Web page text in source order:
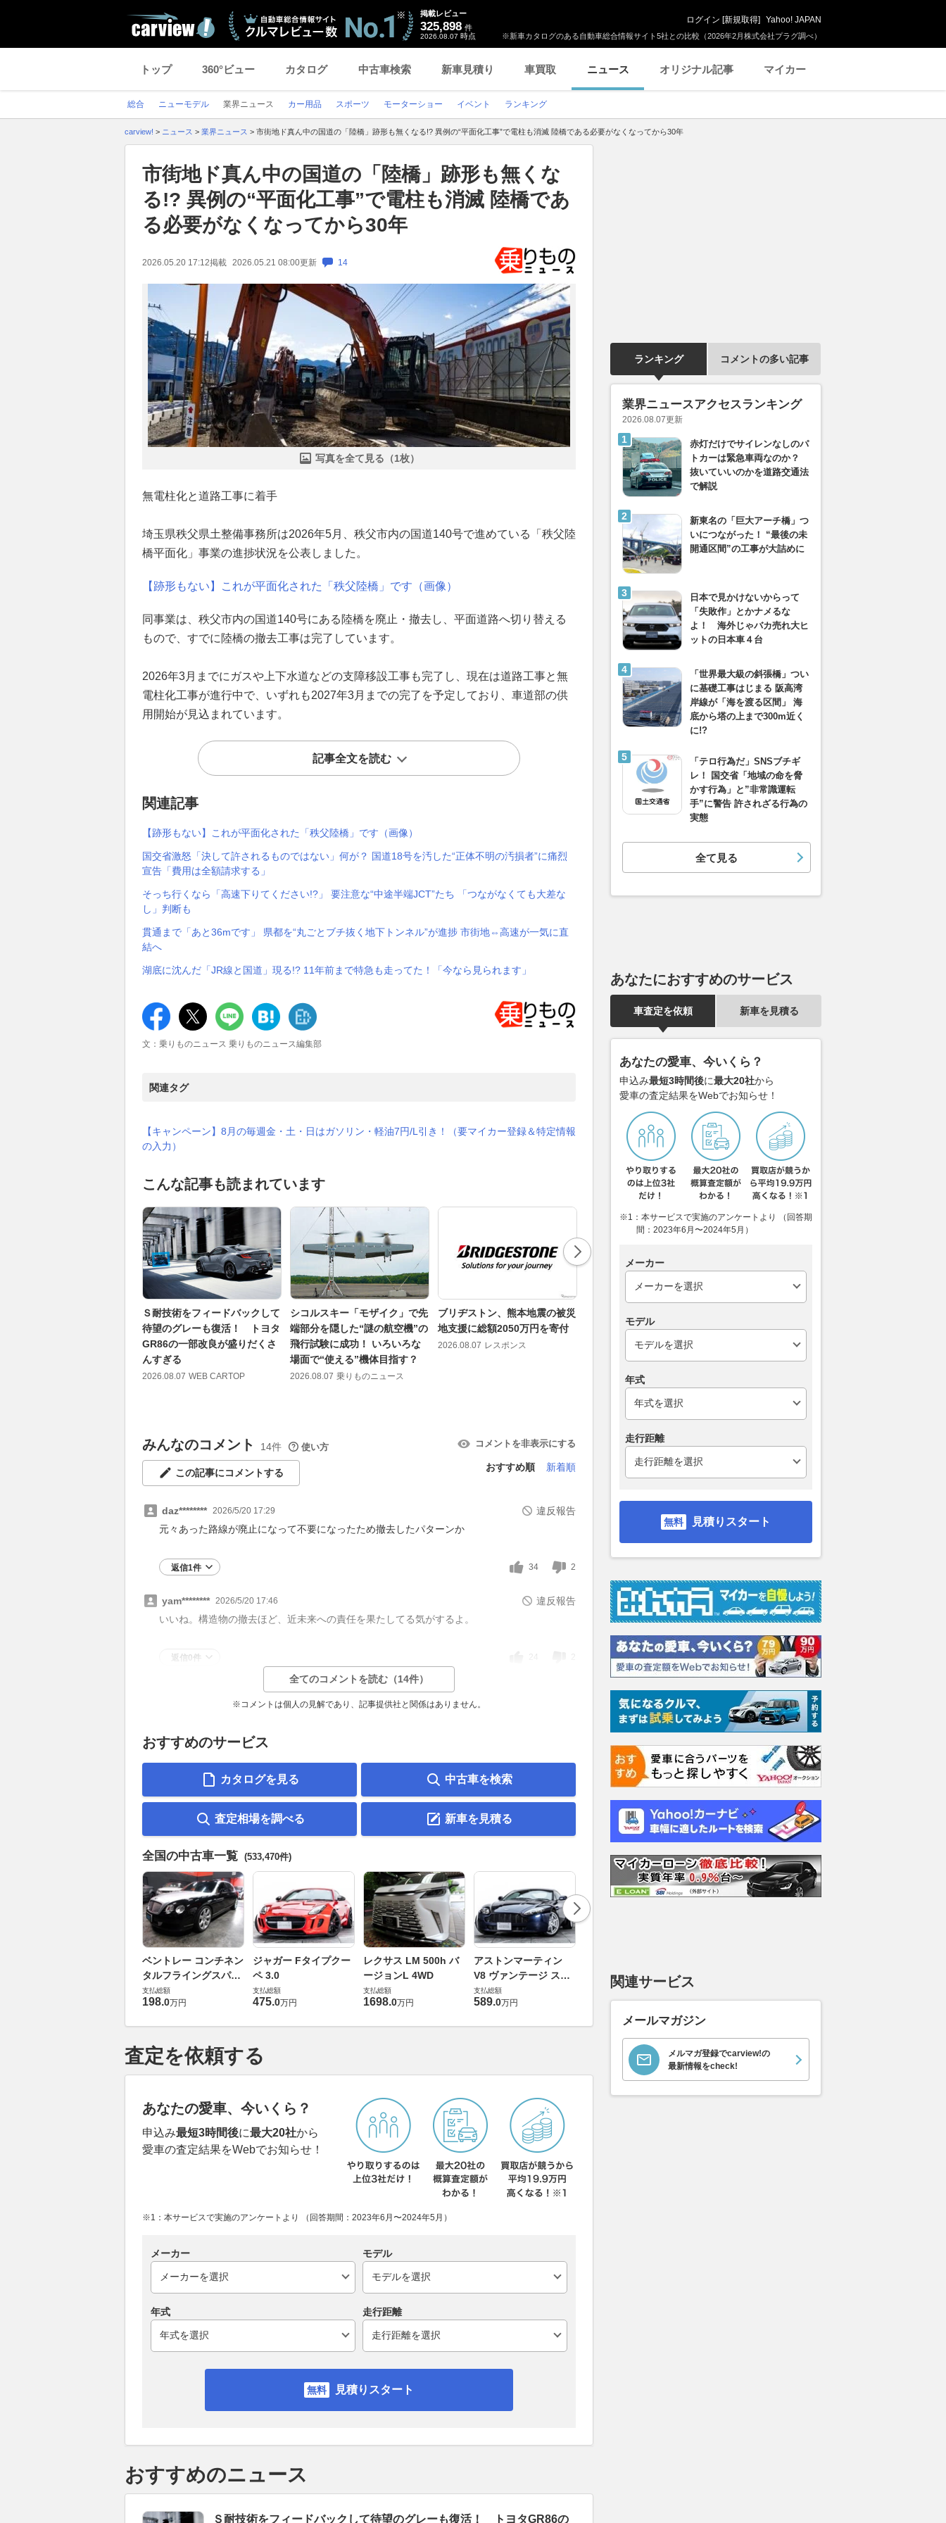
※新車カタログのある自動車総合情報サイト5社との比較（2026年2月株式会社プラグ調べ）
掲載レビュー
325,898 件
2026.08.07 時点
ログイン [新規取得] Yahoo! JAPAN
トップ 360°ビュー カタログ 中古車検索 新車見積り 車買取 ニュース オリジナル記事 マイカー
総合 ニューモデル 業界ニュース カー用品 スポーツ モーターショー イベント ランキング
carview! > ニュース > 業界ニュース > 市街地ド真ん中の国道の「陸橋」跡形も無くなる!? 異例の“平面化工事”で電柱も消滅 陸橋である必要がなくなってから30年
市街地ド真ん中の国道の「陸橋」跡形も無くな
る!? 異例の“平面化工事”で電柱も消滅 陸橋であ
る必要がなくなってから30年
2026.05.20 17:12掲載 2026.05.21 08:00更新 14
写真を全て見る（1枚）
無電柱化と道路工事に着手
埼玉県秩父県土整備事務所は2026年5月、秩父市内の国道140号で進めている「秩父陸
橋平面化」事業の進捗状況を公表しました。
【跡形もない】これが平面化された「秩父陸橋」です（画像）
同事業は、秩父市内の国道140号にある陸橋を廃止・撤去し、平面道路へ切り替える
もので、すでに陸橋の撤去工事は完了しています。
2026年3月までにガスや上下水道などの支障移設工事も完了し、現在は道路工事と無
電柱化工事が進行中で、いずれも2027年3月までの完了を予定しており、車道部の供
用開始が見込まれています。
記事全文を読む
関連記事
【跡形もない】これが平面化された「秩父陸橋」です（画像）
国交省激怒「決して許されるものではない」何が？ 国道18号を汚した“正体不明の汚損者”に痛烈
宣告「費用は全額請求する」
そっち行くなら「高速下りてください!?」 要注意な“中途半端JCT”たち 「つながなくても大差な
し」判断も
貫通まで「あと36mです」 県都を“丸ごとブチ抜く地下トンネル”が進捗 市街地⇔高速が一気に直
結へ
湖底に沈んだ「JR線と国道」現る!? 11年前まで特急も走ってた！「今なら見られます」
文：乗りものニュース 乗りものニュース編集部
関連タグ
【キャンペーン】8月の毎週金・土・日はガソリン・軽油7円/L引き！（要マイカー登録＆特定情報
の入力）
こんな記事も読まれています
Ｓ耐技術をフィードバックして
待望のグレーも復活！ トヨタ
GR86の一部改良が盛りだくさ
んすぎる
2026.08.07 WEB CARTOP
シコルスキー「モザイク」で先
端部分を隠した“謎の航空機”の
飛行試験に成功！ いろいろな
場面で“使える”機体目指す？
2026.08.07 乗りものニュース
ブリヂストン、熊本地震の被災
地支援に総額2050万円を寄付
2026.08.07 レスポンス
タRAV4で試したホイールサイ
ズ別のリアルな限界値
2026.08.07 Auto Messe Web
ウトランダー》
グーネット
みんなのコメント 14件 使い方 コメントを非表示にする
この記事にコメントする
おすすめ順 新着順
daz******** 2026/5/20 17:29
違反報告
元々あった路線が廃止になって不要になったため撤去したパターンか
返信1件 34 2
yam******** 2026/5/20 17:46
違反報告
いいね。構造物の撤去ほど、近未来への責任を果たしてる気がするよ。
返信0件 24
全てのコメントを読む（14件）
※コメントは個人の見解であり、記事提供社と関係はありません。
おすすめのサービス
カタログを見る 中古車を検索
査定相場を調べる 新車を見積る
全国の中古車一覧 (533,470件)
ベントレー コンチネン
タルフライングスパー
6.0 4WD
支払総額
198.0万円
ジャガー Fタイプクー
ペ 3.0
支払総額
475.0万円
レクサス LM 500h バ
ージョンL 4WD
支払総額
1698.0万円
アストンマーティン
V8 ヴァンテージ スポ
ーツシフト
支払総額
589.0万円
査定を依頼する
あなたの愛車、今いくら？
申込み最短3時間後に最大20社から
愛車の査定結果をWebでお知らせ！
※1：本サービスで実施のアンケートより （回答期間：2023年6月〜2024年5月）
メーカー モデル
年式 走行距離
見積りスタート
おすすめのニュース
Ｓ耐技術をフィードバックして待望のグレーも復活！ トヨタGR86の
ランキング コメントの多い記事
業界ニュースアクセスランキング
2026.08.07更新
赤灯だけでサイレンなしのパ
トカーは緊急車両なのか？
抜いていいのかを道路交通法
で解説
新東名の「巨大アーチ橋」つ
いにつながった！ “最後の未
開通区間”の工事が大詰めに
日本で見かけないからって
「失敗作」とかナメるな
よ！ 海外じゃバカ売れ大ヒ
ットの日本車４台
「世界最大級の斜張橋」つい
に基礎工事はじまる 阪高湾
岸線が「海を渡る区間」 海
底から塔の上まで300m近く
に!?
「テロ行為だ」SNSブチギ
レ！ 国交省「地域の命を脅
かす行為」と”非常識運転
手”に警告 許されざる行為の
実態
全て見る
あなたにおすすめのサービス
車査定を依頼 新車を見積る
あなたの愛車、今いくら？
申込み最短3時間後に最大20社から
愛車の査定結果をWebでお知らせ！
※1：本サービスで実施のアンケートより （回答期
間：2023年6月〜2024年5月）
メーカー
モデル
年式
走行距離
見積りスタート
関連サービス
メールマガジン
メルマガ登録でcarview!の
最新情報をcheck!